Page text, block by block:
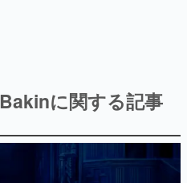
やカルチャーに与えた影響を探る企
ム産業史
史における主要なトピック・タイト
発者へのインタビューや識者による
の歴史が一望できる決定版！
に関する記事